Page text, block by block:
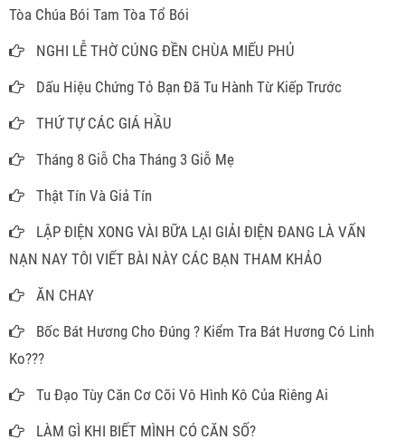
Tòa Chúa Bói Tam Tòa Tổ Bói
NGHI LỄ THỜ CÚNG ĐỀN CHÙA MIẾU PHỦ
Dấu Hiệu Chứng Tỏ Bạn Đã Tu Hành Từ Kiếp Trước
THỨ TỰ CÁC GIÁ HẦU
Tháng 8 Giỗ Cha Tháng 3 Giỗ Mẹ
Thật Tín Và Giả Tín
LẬP ĐIỆN XONG VÀI BỮA LẠI GIẢI ĐIỆN ĐANG LÀ VẤN
NẠN NAY TÔI VIẾT BÀI NÀY CÁC BẠN THAM KHẢO
ĂN CHAY
Bốc Bát Hương Cho Đúng ? Kiểm Tra Bát Hương Có Linh
Ko???
Tu Đạo Tùy Căn Cơ Cõi Vô Hình Kô Của Riêng Ai
LÀM GÌ KHI BIẾT MÌNH CÓ CĂN SỐ?